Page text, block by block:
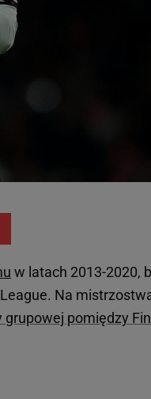
w latach 2013-2020,
Na
grupowej pomiędzy